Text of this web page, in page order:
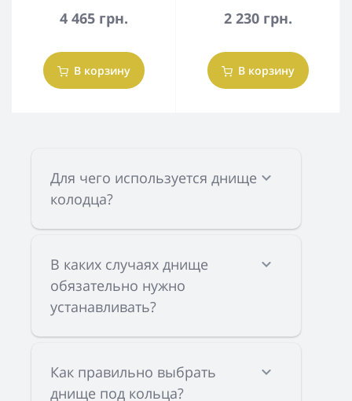
4 465 грн.
В корзину
2 230 грн.
В корзину
Для чего используется днище
колодца?
В каких случаях днище
обязательно нужно
устанавливать?
Как правильно выбрать
днище под кольца?